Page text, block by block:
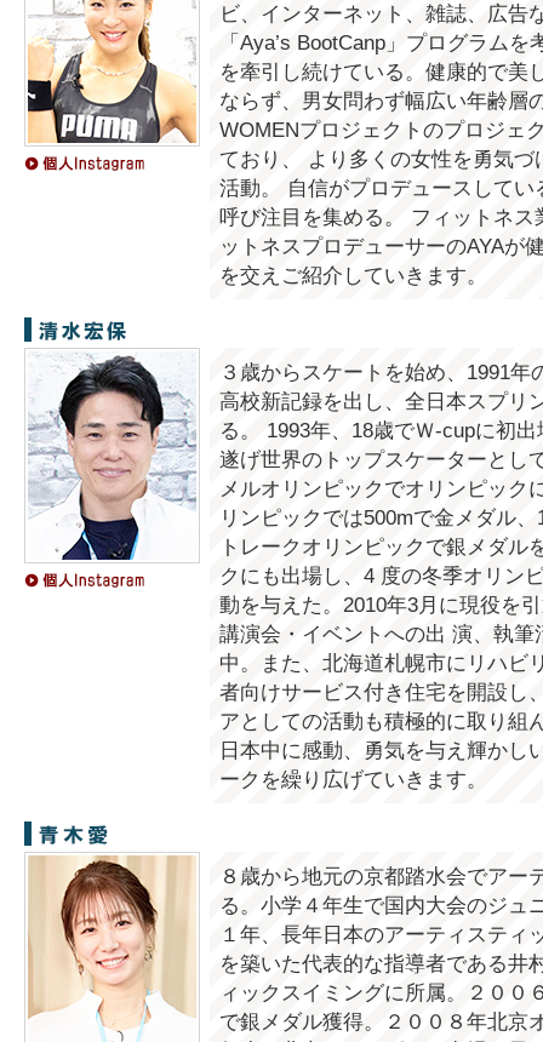
ビ、インターネット、雑誌、広告
「Aya’s BootCanp」プログラム
を牽引し続けている。健康的で美
ならず、男女問わず幅広い年齢層
WOMENプロジェクトのプロジェ
ており、 より多くの女性を勇気
活動。 自信がプロデュースして
呼び注目を集める。 フィットネ
ットネスプロデューサーのAYAが
を交えご紹介していきます。
清水宏保
３歳からスケートを始め、1991
高校新記録を出し、全日本スプリ
る。 1993年、18歳でＷ-cupに初
遂げ世界のトップスケーターとし
メルオリンピックでオリンピック
リンピックでは500mで金メダル
トレークオリンピックで銀メダル
クにも出場し、4 度の冬季オリン
動を与えた。2010年3月に現役を
講演会・イベントへの出 演、執
中。また、北海道札幌市にリハビ
者向けサービス付き住宅を開設し
アとしての活動も積極的に取り組
日本中に感動、勇気を与え輝かし
ークを繰り広げていきます。
青木愛
８歳から地元の京都踏水会でアー
る。小学４年生で国内大会のジュ
１年、長年日本のアーティスティ
を築いた代表的な指導者である井
ィックスイミングに所属。２００
で銀メダル獲得。２００８年北京